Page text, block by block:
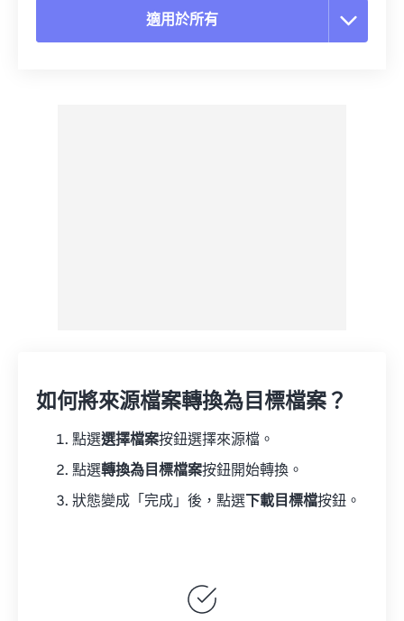
適用於所有
如何將來源檔案轉換為目標檔案？
點選選擇檔案按鈕選擇來源檔。
點選轉換為目標檔案按鈕開始轉換。
狀態變成「完成」後，點選 下載目標檔按鈕。